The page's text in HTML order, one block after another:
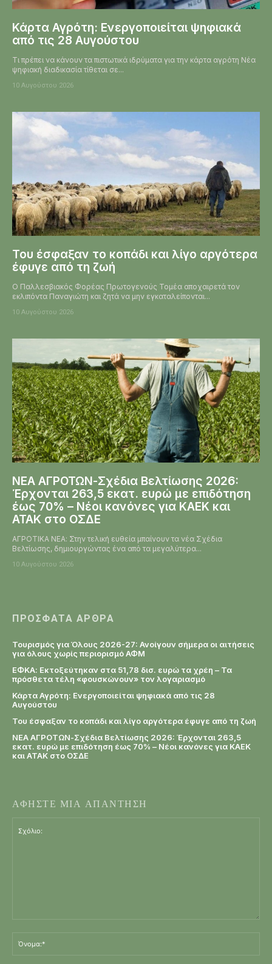
Κάρτα Αγρότη: Ενεργοποιείται ψηφιακά
από τις 28 Αυγούστου
Τι πρέπει να κάνουν τα πιστωτικά ιδρύματα για την κάρτα αγρότη Νέα
ψηφιακή διαδικασία τίθεται σε...
10 Αυγούστου 2026
Του έσφαξαν το κοπάδι και λίγο αργότερα
έφυγε από τη ζωή
Ο Παλλεσβιακός Φορέας Πρωτογενούς Τομέα αποχαιρετά τον
εκλιπόντα Παναγιώτη και ζητά να μην εγκαταλείπονται...
10 Αυγούστου 2026
ΝΕΑ ΑΓΡΟΤΩΝ-Σχέδια Βελτίωσης 2026:
Έρχονται 263,5 εκατ. ευρώ με επιδότηση
έως 70% – Νέοι κανόνες για ΚΑΕΚ και
ΑΤΑΚ στο ΟΣΔΕ
ΑΓΡΟΤΙΚΑ ΝΕΑ: Στην τελική ευθεία μπαίνουν τα νέα Σχέδια
Βελτίωσης, δημιουργώντας ένα από τα μεγαλύτερα...
10 Αυγούστου 2026
ΠΡΌΣΦΑΤΑ ΆΡΘΡΑ
Τουρισμός για Όλους 2026-27: Ανοίγουν σήμερα οι αιτήσεις
για όλους χωρίς περιορισμό ΑΦΜ
ΕΦΚΑ: Εκτοξεύτηκαν στα 51,78 δισ. ευρώ τα χρέη – Τα
πρόσθετα τέλη «φουσκώνουν» τον λογαριασμό
Κάρτα Αγρότη: Ενεργοποιείται ψηφιακά από τις 28
Αυγούστου
Του έσφαξαν το κοπάδι και λίγο αργότερα έφυγε από τη ζωή
ΝΕΑ ΑΓΡΟΤΩΝ-Σχέδια Βελτίωσης 2026: Έρχονται 263,5
εκατ. ευρώ με επιδότηση έως 70% – Νέοι κανόνες για ΚΑΕΚ
και ΑΤΑΚ στο ΟΣΔΕ
ΑΦΗΣΤΕ ΜΙΑ ΑΠΑΝΤΗΣΗ